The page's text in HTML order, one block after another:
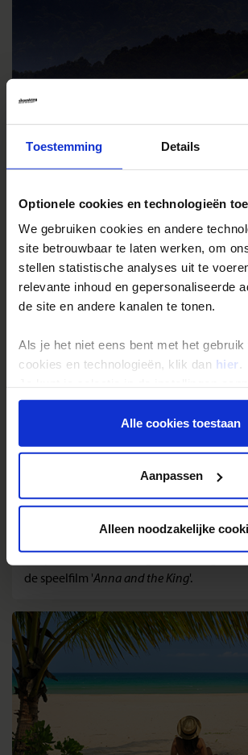
Toestemming Details
Optionele cookies en technologieën
We gebruiken cookies en andere
site betrouwbaar te laten werken, om
stellen statistische analyses uit te
relevante inhoud en gepersonaliseerde
de site en andere kanalen te tonen.
Als je het niet eens bent met het gebruik
cookies en technologieën, klik dan hier .
onder aan de pagina op elk gewenst
toekomst wijzigen.Alle cookies toestaan
Aanpassen
Alleen noodzakelijke
is een weelderig begroeid berggebied
wandelmogelijkheden naar watervallen,
en schitterende vergezichten.
Khoo Kongsi
op Penang is gedecoreerd met exotische
lampions en schilderingen. Het
de speelfilm 'Anna and the King'.